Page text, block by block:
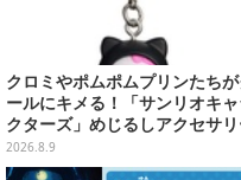
クロミやポムポムプリンたちが
ールにキメる！「サンリオキャ
クターズ」めじるしアクセサ
がガシャポン展開
2026.8.9